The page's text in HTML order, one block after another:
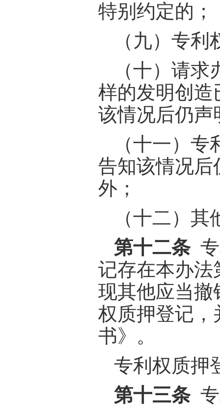
特别约定的；
（九）专
（十）请
样的发明创造
该情况后仍声
（十一）
告知该情况后
外；
（十二）
第十二条专
记存在本办法
现其他应当撤
权质押登记，
书》。
专利权质押
第十三条专